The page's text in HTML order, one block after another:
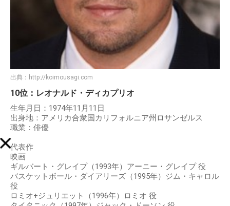
出典： http://koimousagi.com
10位：レオナルド・ディカプリオ
生年月日：1974年11月11日
出身地：アメリカ合衆国カリフォルニア州ロサンゼルス
職業：俳優
代表作
映画
ギルバート・グレイプ（1993年）アーニー・グレイプ 役
バスケットボール・ダイアリーズ（1995年）ジム・キャロル
役
ロミオ+ジュリエット（1996年）ロミオ 役